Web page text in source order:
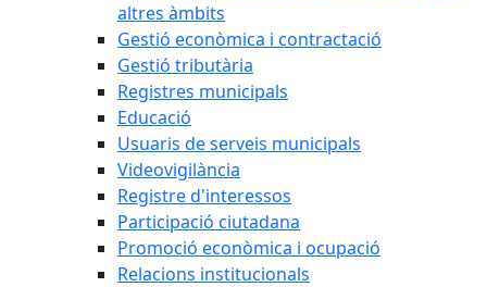
altres àmbits
Gestió econòmica i contractació
Gestió tributària
Registres municipals
Educació
Usuaris de serveis municipals
Videovigilància
Registre d'interessos
Participació ciutadana
Promoció econòmica i ocupació
Relacions institucionals